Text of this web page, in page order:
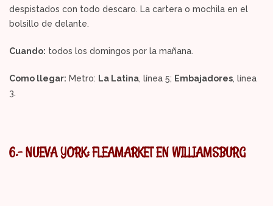
despistados con todo descaro. La cartera o mochila en el
bolsillo de delante.
Cuando: todos los domingos por la mañana.
Como llegar: Metro: La Latina, línea 5; Embajadores, línea
3.
6.- NUEVA YORK: FLEAMARKET EN WILLIAMSBURG